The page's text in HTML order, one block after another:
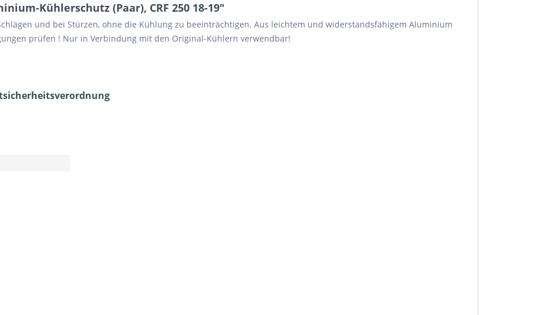
Kühlerschutz (Paar), CRF 250 18-19"
und bei Stürzen, ohne die Kühlung zu beeinträchtigen. Aus leichtem und widerstandsfähigem Aluminium
prüfen ! Nur in Verbindung mit den Original-Kühlern verwendbar!